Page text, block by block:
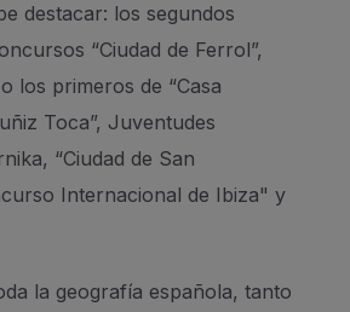
destacar: los segundos
“Ciudad de Ferrol”,
los primeros de “Casa
Toca”, Juventudes
“Ciudad de San
Internacional de Ibiza" y
la geografía española, tanto